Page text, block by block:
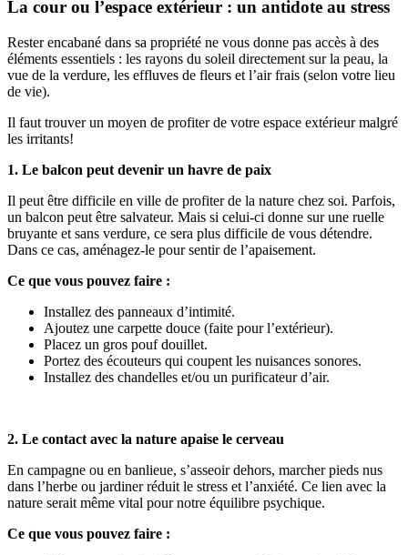
La cour ou l’espace extérieur : un antidote au stress
Rester encabané dans sa propriété ne vous donne pas accès à des
éléments essentiels : les rayons du soleil directement sur la peau, la
vue de la verdure, les effluves de fleurs et l’air frais (selon votre lieu
de vie).
Il faut trouver un moyen de profiter de votre espace extérieur malgré
les irritants!
1. Le balcon peut devenir un havre de paix
Il peut être difficile en ville de profiter de la nature chez soi. Parfois,
un balcon peut être salvateur. Mais si celui-ci donne sur une ruelle
bruyante et sans verdure, ce sera plus difficile de vous détendre.
Dans ce cas, aménagez-le pour sentir de l’apaisement.
Ce que vous pouvez faire :
Installez des panneaux d’intimité.
Ajoutez une carpette douce (faite pour l’extérieur).
Placez un gros pouf douillet.
Portez des écouteurs qui coupent les nuisances sonores.
Installez des chandelles et/ou un purificateur d’air.
2. Le contact avec la nature apaise le cerveau
En campagne ou en banlieue, s’asseoir dehors, marcher pieds nus
dans l’herbe ou jardiner réduit le stress et l’anxiété. Ce lien avec la
nature serait même vital pour notre équilibre psychique.
Ce que vous pouvez faire :